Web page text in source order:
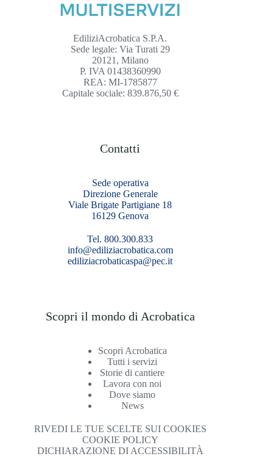
EdiliziAcrobatica S.P.A.
Sede legale: Via Turati 29
20121, Milano
P. IVA 01438360990
REA: MI-1785877
Capitale sociale: 839.876,50 €
Contatti
Sede operativa
Direzione Generale
Viale Brigate Partigiane 18
16129 Genova
Tel. 800.300.833
info@ediliziacrobatica.com
ediliziacrobaticaspa@pec.it
Scopri il mondo di Acrobatica
Scopri Acrobatica
Tutti i servizi
Storie di cantiere
Lavora con noi
Dove siamo
News
RIVEDI LE TUE SCELTE SUI COOKIES
COOKIE POLICY
DICHIARAZIONE DI ACCESSIBILITÀ